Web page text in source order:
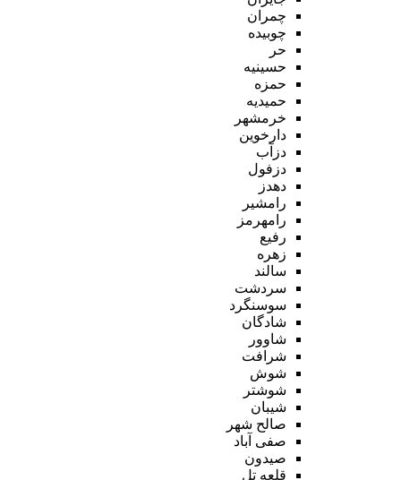
چمران
چوبیده
حر
حسینیه
حمزه
حمیدیه
خرمشهر
دارخوین
دزآب
دزفول
دهدز
رامشیر
رامهرمز
رفیع
زهره
سالند
سردشت
سوسنگرد
شادگان
شاوور
شرافت
شوش
شوشتر
شیبان
صالح شهر
صفی آباد
صیدون
قلعه تل